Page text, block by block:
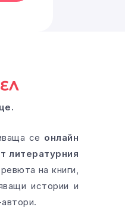
се онлайн
литературния
на книги,
истории и